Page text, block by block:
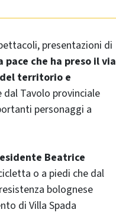
presentazioni di
che ha preso il via
del territorio e
Tavolo provinciale
personaggi a
Beatrice
o a piedi che dal
bolognese
di Villa Spada